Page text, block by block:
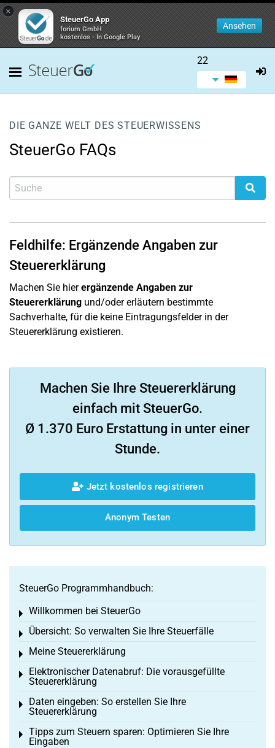
×
SteuerGo App
forium GmbH
kostenlos - In Google Play
Ansehen
22
DIE GANZE WELT DES STEUERWISSENS
SteuerGo FAQs
Feldhilfe: Ergänzende Angaben zur
Steuererklärung
Machen Sie hierergänzende Angaben zur
Steuererklärung und/oder erläutern bestimmte
Sachverhalte, für die keine Eintragungsfelder in der
Steuererklärung existieren.
Machen Sie Ihre Steuererklärung
einfach mit SteuerGo.
Ø 1.370 Euro Erstattung in unter einer
Stunde.
Jetzt kostenlos registrieren
Anonym Testen
SteuerGo Programmhandbuch:
Willkommen bei SteuerGo
Toggle menu
Übersicht: So verwalten Sie Ihre Steuerfälle
Toggle menu
Meine Steuererklärung
Toggle menu
Elektronischer Datenabruf: Die vorausgefüllte
Steuererklärung
Toggle menu
Daten eingeben: So erstellen Sie Ihre
Steuererklärung
Toggle menu
Tipps zum Steuern sparen: Optimieren Sie Ihre
Eingaben
Toggle menu